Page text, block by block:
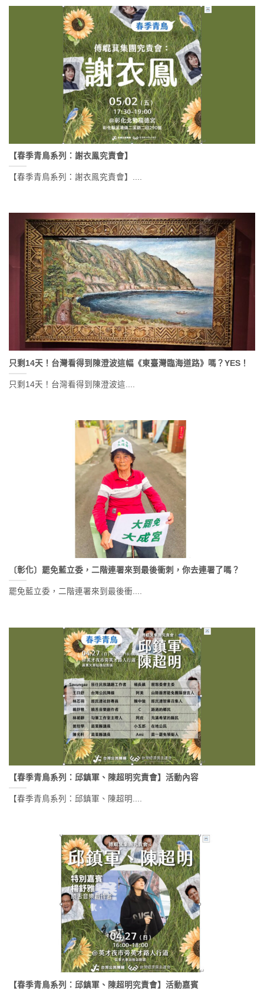
【春季青鳥系列：謝衣鳯究責會】
【春季青鳥系列：謝衣鳯究責會】....
只剩14天！台灣看得到陳澄波這幅《東臺灣臨海道路》嗎？YES！
只剩14天！台灣看得到陳澄波這....
〔彰化〕罷免藍立委，二階連署來到最後衝刺，你去連署了嗎？
罷免藍立委，二階連署來到最後衝....
【春季青鳥系列：邱鎮軍、陳超明究責會】活動內容
【春季青鳥系列：邱鎮軍、陳超明....
【春季青鳥系列：邱鎮軍、陳超明究責會】活動嘉賓